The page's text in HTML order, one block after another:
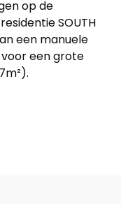
op de
SOUTH
een manuele
een grote